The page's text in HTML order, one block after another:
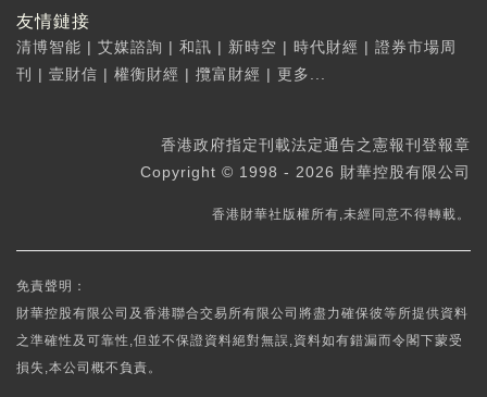
友情鏈接
清博智能 | 艾媒諮詢 | 和訊 | 新時空 | 時代財經 | 證券市場周
刊
| 壹財信 | 權衡財經 | 攬富財經 | 更多...
香港政府指定刊載法定通告之憲報刊登報章
Copyright © 1998 - 2026 財華控股有限公司
香港財華社版權所有,未經同意不得轉載。
免責聲明：
財華控股有限公司及香港聯合交易所有限公司將盡力確保彼等所提供資料
之準確性及可靠性,但並不保證資料絕對無誤,資料如有錯漏而令閣下蒙受
損失,本公司概不負責。